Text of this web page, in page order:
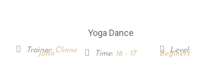
Yoga Dance
Trainer: Clinne
John Time: 16 - 17 Level:
Beginers